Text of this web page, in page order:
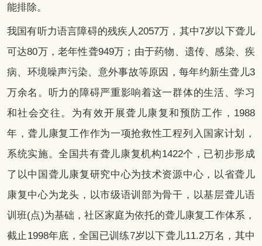
能排除。
我国有听力语言障碍的残疾人2057万，其中7岁以下聋儿
可达80万，老年性聋949万；由于药物、遗传、感染、疾
病、环境噪声污染、意外事故等原因，每年约新生聋儿3
万余名。听力的障碍严重影响着这一群体的生活、学习
和社会交往。为有效开展聋儿康复和预防工作，1988
年，聋儿康复工作作为一项抢救性工程列入国家计划，
系统实施。全国共有聋儿康复机构1422个，已初步形成
了以中国聋儿康复研究中心为技术资源中心，以省聋儿
康复中心为龙头，以市级语训部为骨干，以基层聋儿语
训班(点)为基础，社区家庭为依托的聋儿康复工作体系，
截止1998年底，全国已训练7岁以下聋儿11.2万名，其中